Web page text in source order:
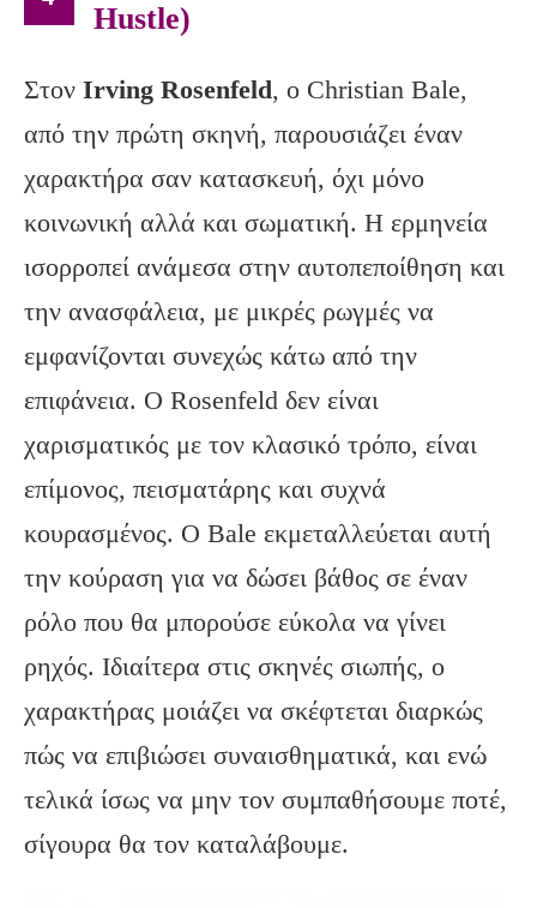
Hustle)
Στον Irving Rosenfeld, ο Christian Bale,
από την πρώτη σκηνή, παρουσιάζει έναν
χαρακτήρα σαν κατασκευή, όχι μόνο
κοινωνική αλλά και σωματική. Η ερμηνεία
ισορροπεί ανάμεσα στην αυτοπεποίθηση και
την ανασφάλεια, με μικρές ρωγμές να
εμφανίζονται συνεχώς κάτω από την
επιφάνεια. Ο Rosenfeld δεν είναι
χαρισματικός με τον κλασικό τρόπο, είναι
επίμονος, πεισματάρης και συχνά
κουρασμένος. Ο Bale εκμεταλλεύεται αυτή
την κούραση για να δώσει βάθος σε έναν
ρόλο που θα μπορούσε εύκολα να γίνει
ρηχός. Ιδιαίτερα στις σκηνές σιωπής, ο
χαρακτήρας μοιάζει να σκέφτεται διαρκώς
πώς να επιβιώσει συναισθηματικά, και ενώ
τελικά ίσως να μην τον συμπαθήσουμε ποτέ,
σίγουρα θα τον καταλάβουμε.